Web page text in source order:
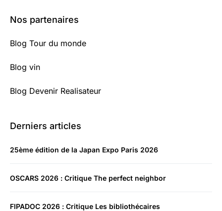
Nos partenaires
Blog Tour du monde
Blog vin
Blog Devenir Realisateur
Derniers articles
25ème édition de la Japan Expo Paris 2026
OSCARS 2026 : Critique The perfect neighbor
FIPADOC 2026 : Critique Les bibliothécaires